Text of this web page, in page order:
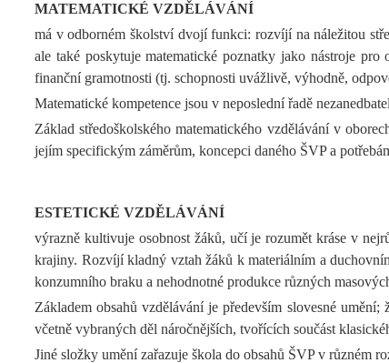
MATEMATICKÉ VZDĚLÁVÁNÍ
má v odborném školství dvojí funkci: rozvíjí na náležitou
ale také poskytuje matematické poznatky jako nástroje
finanční gramotnosti (tj. schopnosti uvážlivě, výhodně,
Matematické kompetence jsou v neposlední řadě
Základ středoškolského matematického vzdělávání v
jejím specifickým záměrům, koncepci daného ŠVP a
ESTETICKÉ VZDĚLÁVÁNÍ
výrazně kultivuje osobnost žáků, učí je rozumět kráse v
krajiny. Rozvíjí kladný vztah žáků k materiálním a
konzumního braku a nehodnotné produkce různých
Základem obsahů vzdělávání je především slovesné
včetně vybraných děl náročnějších, tvořících součást
Jiné složky umění zařazuje škola do obsahů ŠVP v různém